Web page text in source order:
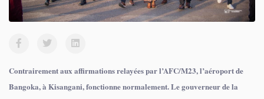
Contrairement aux affirmations relayées par l’AFC/M23, l’aéroport de
Bangoka, à Kisangani, fonctionne normalement. Le gouverneur de la